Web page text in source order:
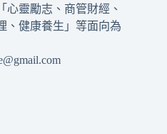
心靈勵志、商管財經、
、健康養生」等面向為